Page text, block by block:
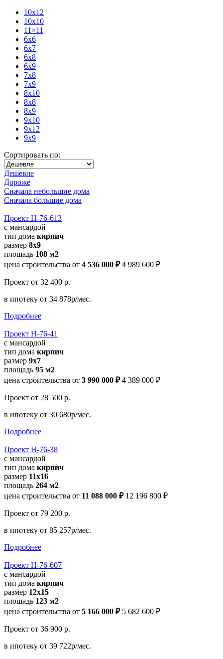
10x12
10x10
11×11
6x6
6x7
6x8
6x9
7x8
7x9
8x10
8x8
8x9
9x10
9x12
9x9
Сортировать по:
Дешевле
Дороже
Сначала небольшие дома
Сначала большие дома
Проект Н-76-613
с мансардой
тип дома кирпич
размер 8x9
площадь 108 м2
цена строительства от 4 536 000 ₽ 4 989 600 ₽
Проект от 32 400 р.
в ипотеку от 34 878р/мес.
Подробнее
Проект Н-76-41
с мансардой
тип дома кирпич
размер 9x7
площадь 95 м2
цена строительства от 3 990 000 ₽ 4 389 000 ₽
Проект от 28 500 р.
в ипотеку от 30 680р/мес.
Подробнее
Проект Н-76-38
с мансардой
тип дома кирпич
размер 11x16
площадь 264 м2
цена строительства от 11 088 000 ₽ 12 196 800 ₽
Проект от 79 200 р.
в ипотеку от 85 257р/мес.
Подробнее
Проект Н-76-607
с мансардой
тип дома кирпич
размер 12х15
площадь 123 м2
цена строительства от 5 166 000 ₽ 5 682 600 ₽
Проект от 36 900 р.
в ипотеку от 39 722р/мес.